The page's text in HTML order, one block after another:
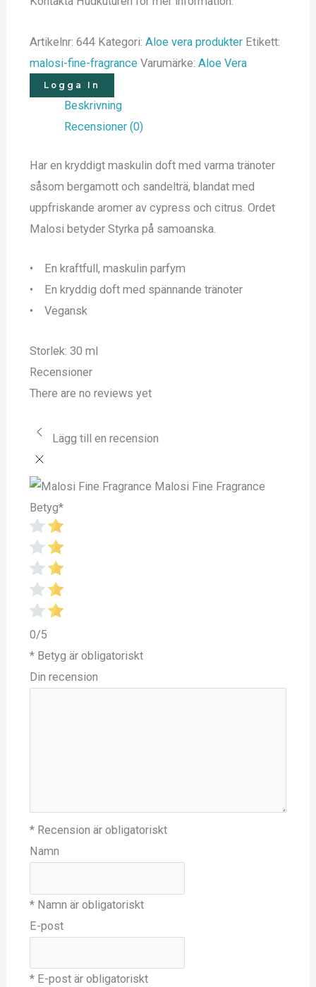
Artikelnr: 644 Kategori: Aloe vera produkter Etikett:
malosi-fine-fragrance Varumärke: Aloe Vera
Logga In
Beskrivning
Recensioner (0)
Har en kryddigt maskulin doft med varma tränoter
såsom bergamott och sandelträ, blandat med
uppfriskande aromer av cypress och citrus. Ordet
Malosi betyder Styrka på samoanska.
• En kraftfull, maskulin parfym
• En kryddig doft med spännande tränoter
• Vegansk
Storlek: 30 ml
Recensioner
There are no reviews yet
Lägg till en recension
Malosi Fine Fragrance
Betyg*
0/5
* Betyg är obligatoriskt
Din recension
* Recension är obligatoriskt
Namn
* Namn är obligatoriskt
E-post
* E-post är obligatoriskt